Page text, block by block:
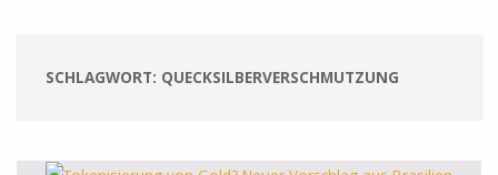
SCHLAGWORT: QUECKSILBERVERSCHMUTZUNG